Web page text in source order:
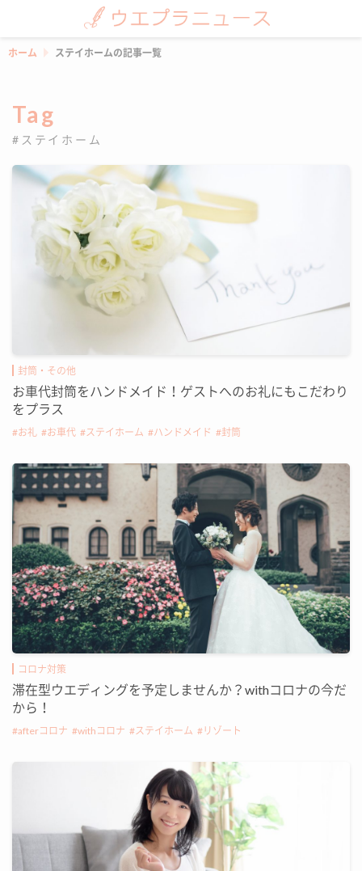
ホーム ステイホームの記事一覧
Tag
#ステイホーム
封筒・その他
お車代封筒をハンドメイド！ゲストへのお礼にもこだわり
をプラス
お礼 お車代 ステイホーム ハンドメイド 封筒
コロナ対策
滞在型ウエディングを予定しませんか？withコロナの今だ
から！
afterコロナ withコロナ ステイホーム リゾート